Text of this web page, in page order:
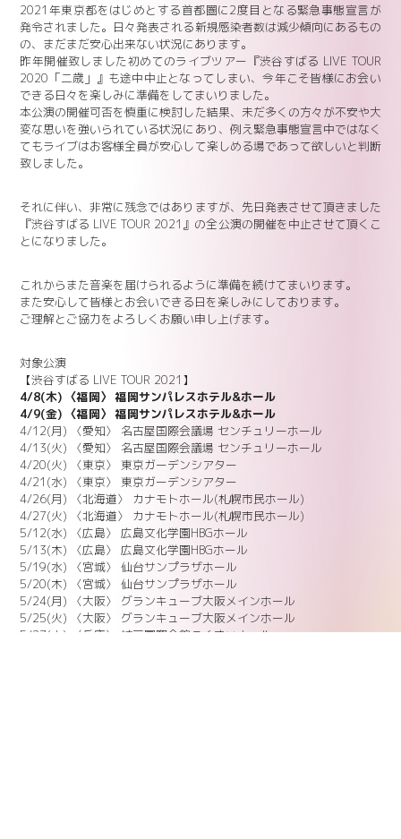
2021年東京都をはじめとする首都圏に2度目となる緊急事態宣言が
発令されました。日々発表される新規感染者数は減少傾向にあるもの
の、まだまだ安心出来ない状況にあります。
昨年開催致しました初めてのライブツアー『渋谷すばる LIVE TOUR
2020「二歳」』も途中中止となってしまい、今年こそ皆様にお会い
できる日々を楽しみに準備をしてまいりました。
本公演の開催可否を慎重に検討した結果、未だ多くの方々が不安や大
変な思いを強いられている状況にあり、例え緊急事態宣言中ではなく
てもライブはお客様全員が安心して楽しめる場であって欲しいと判断
致しました。
それに伴い、非常に残念ではありますが、先日発表させて頂きました
『渋谷すばる LIVE TOUR 2021』の全公演の開催を中止させて頂くこ
とになりました。
これからまた音楽を届けられるように準備を続けてまいります。
また安心して皆様とお会いできる日を楽しみにしております。
ご理解とご協力をよろしくお願い申し上げます。
対象公演
【渋谷すばる LIVE TOUR 2021】
4/8(木) 〈福岡〉 福岡サンパレスホテル&ホール
4/9(金) 〈福岡〉 福岡サンパレスホテル&ホール
4/12(月) 〈愛知〉 名古屋国際会議場 センチュリーホール
4/13(火) 〈愛知〉 名古屋国際会議場 センチュリーホール
4/20(火) 〈東京〉 東京ガーデンシアター
4/21(水) 〈東京〉 東京ガーデンシアター
4/26(月) 〈北海道〉 カナモトホール(札幌市民ホール)
4/27(火) 〈北海道〉 カナモトホール(札幌市民ホール)
5/12(水) 〈広島〉 広島文化学園HBGホール
5/13(木) 〈広島〉 広島文化学園HBGホール
5/19(水) 〈宮城〉 仙台サンプラザホール
5/20(木) 〈宮城〉 仙台サンプラザホール
5/24(月) 〈大阪〉 グランキューブ大阪メインホール
5/25(火) 〈大阪〉 グランキューブ大阪メインホール
5/27(木) 〈兵庫〉 神戸国際会館こくさいホール